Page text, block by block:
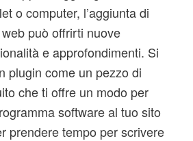
o computer, l’aggiunta di
può offrirti nuove
e approfondimenti. Si
plugin come un pezzo di
che ti offre un modo per
software al tuo sito
prendere tempo per scrivere